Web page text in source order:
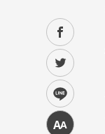
facebook
twitter
line
中